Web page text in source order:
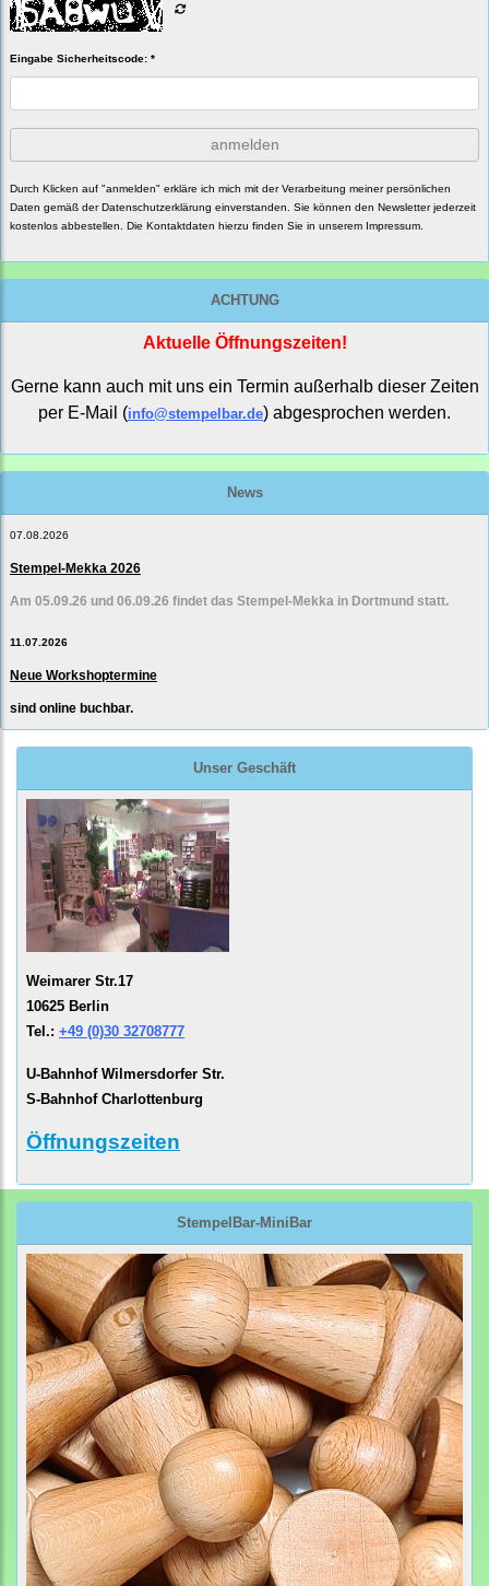
Eingabe Sicherheitscode: *
anmelden
Durch Klicken auf "anmelden" erkläre ich mich mit der Verarbeitung meiner persönlichen
Daten gemäß derDatenschutzerklärung einverstanden. Sie können den Newsletter jederzeit
kostenlos abbestellen. Die Kontaktdaten hierzu finden Sie in unserem Impressum.
ACHTUNG
Aktuelle Öffnungszeiten!
Gerne kann auch mit uns ein Termin außerhalb dieser Zeiten
per E-Mail (info@stempelbar.de) abgesprochen werden.
News
07.08.2026
Stempel-Mekka 2026
Am 05.09.26 und 06.09.26 findet das Stempel-Mekka in Dortmund statt.
11.07.2026
Neue Workshoptermine
sind online buchbar.
Unser Geschäft
Weimarer Str.17
10625 Berlin
Tel.: +49 (0)30 32708777
U-Bahnhof Wilmersdorfer Str.
S-Bahnhof Charlottenburg
Öffnungszeiten
StempelBar-MiniBar